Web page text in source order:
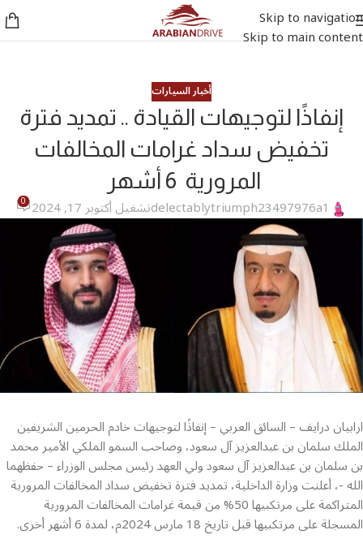
Skip to navigation
Skip to main content
أخبار السيارات
إنفاذًا لتوجيهات القيادة .. تمديد فترة
تخفيض سداد غرامات المخالفات
المرورية 6 أشهر
delectablytriumph23497976a1تشغيل أكتوبر 17, 2024 0
ارابيان درايف – السائق العربي – إنفاذًا لتوجيهات خادم الحرمين الشريفين
الملك سلمان بن عبدالعزيز آل سعود، وصاحب السمو الملكي الأمير محمد
بن سلمان بن عبدالعزيز آل سعود ولي العهد رئيس مجلس الوزراء – حفظهما
الله -، أعلنت وزارة الداخلية، تمديد فترة تخفيض سداد المخالفات المرورية
المتراكمة على مرتكبيها 50% من قيمة غرامات المخالفات المرورية
المسجلة على مرتكبيها قبل تاريخ 18 مارس 2024م، لمدة 6 أشهر أخرى.